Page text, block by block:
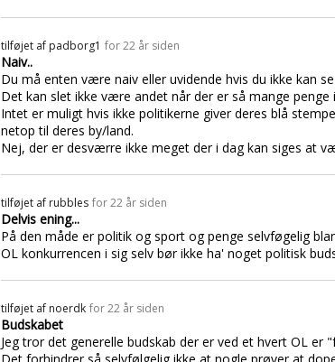
tilføjet af padborg1 for 22 år siden
Naiv..
Du må enten være naiv eller uvidende hvis du ikke kan
Det kan slet ikke være andet når der er så mange
Intet er muligt hvis ikke politikerne giver deres blå
netop til deres by/land.
Nej, der er desværre ikke meget der i dag kan siges at
tilføjet af rubbles for 22 år siden
Delvis ening...
På den måde er politik og sport og penge selvføgelig
OL konkurrencen i sig selv bør ikke ha' noget politisk
tilføjet af noerdk for 22 år siden
Budskabet
Jeg tror det generelle budskab der er ved et hvert OL er